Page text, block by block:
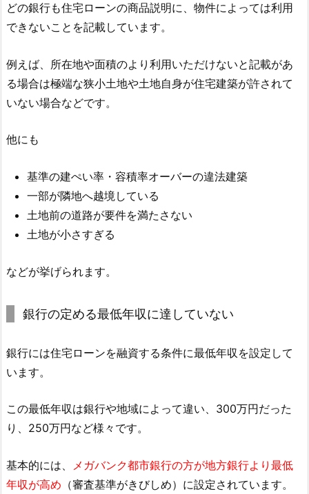
どの銀行も住宅ローンの商品説明に、物件によっては利用
できないことを記載しています。
例えば、所在地や面積のより利用いただけないと記載があ
る場合は極端な狭小土地や土地自身が住宅建築が許されて
いない場合などです。
他にも
基準の建ぺい率・容積率オーバーの違法建築
一部が隣地へ越境している
土地前の道路が要件を満たさない
土地が小さすぎる
などが挙げられます。
銀行の定める最低年収に達していない
銀行には住宅ローンを融資する条件に最低年収を設定して
います。
この最低年収は銀行や地域によって違い、300万円だった
り、250万円など様々です。
基本的には、
メガバンク都市銀行の方が地方銀行より最低
年収が高め （審査基準がきびしめ）に設定されています。